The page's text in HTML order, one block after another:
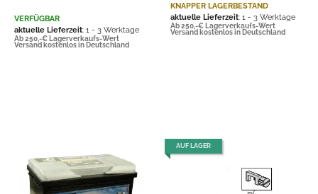
VERFÜGBAR
aktuelle Lieferzeit: 1 - 3 Werktage
Ab 250,-€ Lagerverkaufs-Wert
Versand kostenlos in Deutschland
KNAPPER LAGERBESTAND
aktuelle Lieferzeit: 1 - 3 Werktage
Ab 250,-€ Lagerverkaufs-Wert
Versand kostenlos in Deutschland
AUF LAGER